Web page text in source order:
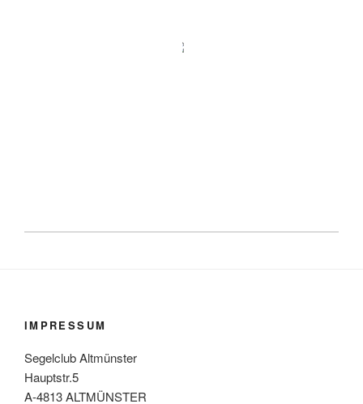
IMPRESSUM
Segelclub Altmünster
Hauptstr.5
A-4813 ALTMÜNSTER